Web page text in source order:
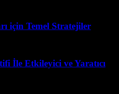
için Temel Stratejiler
İle Etkileyici ve Yaratıcı